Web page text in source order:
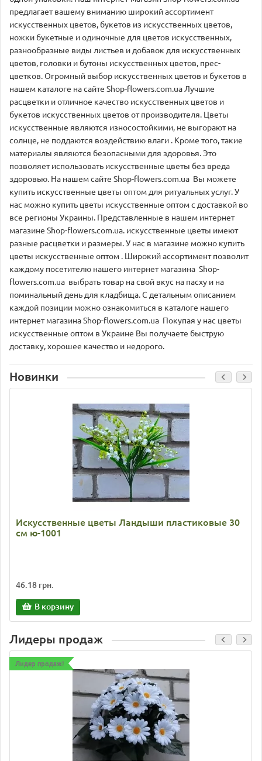
предлагает вашему вниманию широкий ассортимент
искусственных цветов, букетов из искусственных цветов,
ножки букетные и одиночные для цветов искусственных,
разнообразные виды листьев и добавок для искусственных
цветов, головки и бутоны искусственных цветов, прес-
цветков. Огромный выбор искусственных цветов и букетов в
нашем каталоге на сайте Shop-flowers.com.ua Лучшие
расцветки и отличное качество искусственных цветов и
букетов искусственных цветов от производителя. Цветы
искусственные являются износостойкими, не выгорают на
солнце, не поддаются воздействию влаги . Кроме того, такие
материалы являются безопасными для здоровья. Это
позволяет использовать искусственные цветы без вреда
здоровью. На нашем сайте Shop-flowers.com.ua Вы можете
купить искусственные цветы оптом для ритуальных услуг. У
нас можно купить цветы искусственные оптом с доставкой во
все регионы Украины. Представленные в нашем интернет
магазине Shop-flowers.com.ua. искусственные цветы имеют
разные расцветки и размеры. У нас в магазине можно купить
цветы искусственные оптом . Широкий ассортимент позволит
каждому посетителю нашего интернет магазина Shop-
flowers.com.ua выбрать товар на свой вкус на пасху и на
поминальный день для кладбища. С детальным описанием
каждой позиции можно ознакомиться в каталоге нашего
интернет магазина Shop-flowers.com.ua Покупая у нас цветы
искусственные оптом в Украине Вы получаете быструю
доставку, хорошее качество и недорого.
Новинки
Искусственные цветы Ландыши пластиковые 30
см ю-1001
46.18 грн.
В корзину
Лидеры продаж
Лидер продаж!